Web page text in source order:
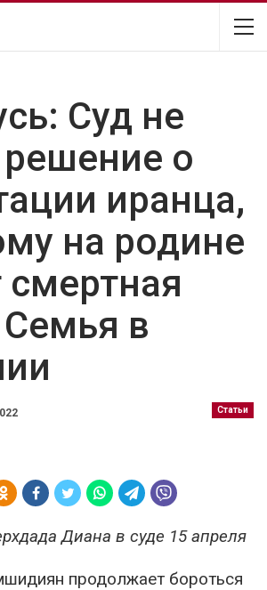
Суд не
о
иранца,
на родине
смертная
в
Статьи
Диана в суде 15 апреля
продолжает бороться